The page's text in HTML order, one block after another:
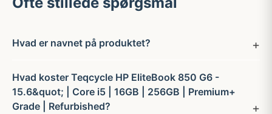
Hvad er navnet på produktet?
Hvad koster Teqcycle HP EliteBook 850 G6 -
15.6&quot; | Core i5 | 16GB | 256GB | Premium+
Grade | Refurbished?